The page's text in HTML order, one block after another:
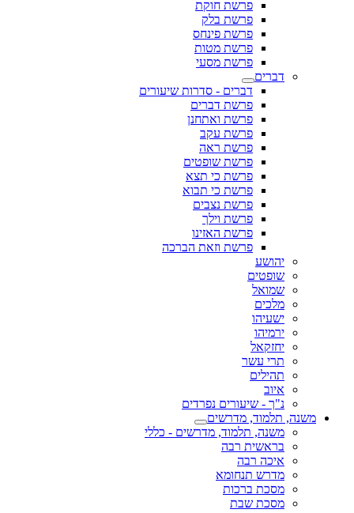
פרשת חוקת
פרשת בלק
פרשת פינחס
פרשת מטות
פרשת מסעי
דברים
דברים - סדרות שיעורים
פרשת דברים
פרשת ואתחנן
פרשת עקב
פרשת ראה
פרשת שופטים
פרשת כי תצא
פרשת כי תבוא
פרשת נצבים
פרשת וילך
פרשת האזינו
פרשת וזאת הברכה
יהושע
שופטים
שמואל
מלכים
ישעיהו
ירמיהו
יחזקאל
תרי עשר
תהילים
איוב
נ"ך - שיעורים נפרדים
משנה, תלמוד, מדרשים
משנה, תלמוד, מדרשים - כללי
בראשית רבה
איכה רבה
מדרש תנחומא
מסכת ברכות
מסכת שבת